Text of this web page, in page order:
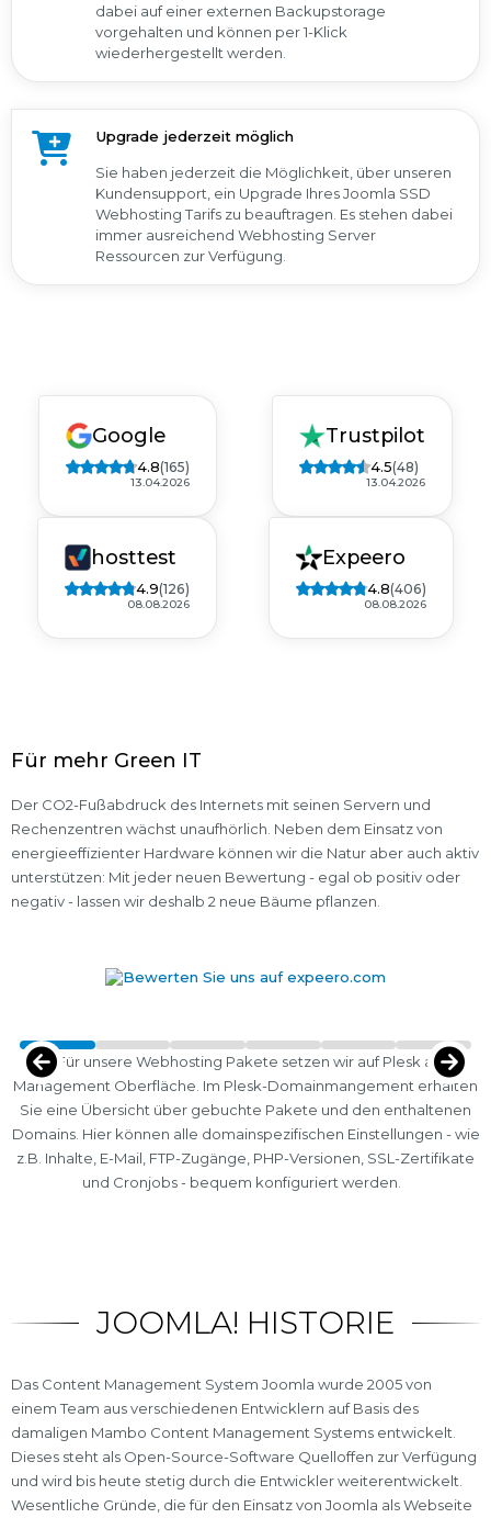
dabei auf einer externen Backupstorage
vorgehalten und können per 1-Klick
wiederhergestellt werden.
Upgrade jederzeit möglich
Sie haben jederzeit die Möglichkeit, über unseren
Kundensupport, ein Upgrade Ihres Joomla SSD
Webhosting Tarifs zu beauftragen. Es stehen dabei
immer ausreichend Webhosting Server
Ressourcen zur Verfügung.
Google
4.8(165)
13.04.2026
Trustpilot
4.5(48)
13.04.2026
hosttest
4.9(126)
08.08.2026
Expeero
4.8(406)
08.08.2026
Für mehr Green IT
Der CO2-Fußabdruck des Internets mit seinen Servern und
Rechenzentren wächst unaufhörlich. Neben dem Einsatz von
energieeffizienter Hardware können wir die Natur aber auch aktiv
unterstützen: Mit jeder neuen Bewertung - egal ob positiv oder
negativ - lassen wir deshalb 2 neue Bäume pflanzen.
Für unsere Webhosting Pakete setzen wir auf Plesk als
Management Oberfläche. Im Plesk-Domainmangement erhalten
Sie eine Übersicht über gebuchte Pakete und den enthaltenen
Domains. Hier können alle domainspezifischen Einstellungen - wie
z.B. Inhalte, E-Mail, FTP-Zugänge, PHP-Versionen, SSL-Zertifikate
und Cronjobs - bequem konfiguriert werden.
JOOMLA! HISTORIE
Das Content Management System Joomla wurde 2005 von
einem Team aus verschiedenen Entwicklern auf Basis des
damaligen Mambo Content Management Systems entwickelt.
Dieses steht als Open-Source-Software Quelloffen zur Verfügung
und wird bis heute stetig durch die Entwickler weiterentwickelt.
Wesentliche Gründe, die für den Einsatz von Joomla als Webseite